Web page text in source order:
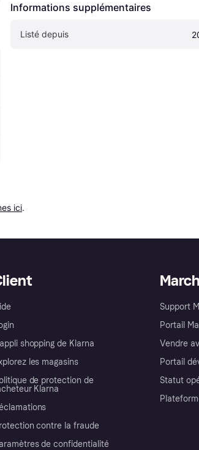
Informations supplémentaires
Listé depuis
ici.
shopping de Klarna
les magasins
de protection de
Klarna
contre la fraude
de confidentialité
Support
Portail
Vendre
Portail
Statut